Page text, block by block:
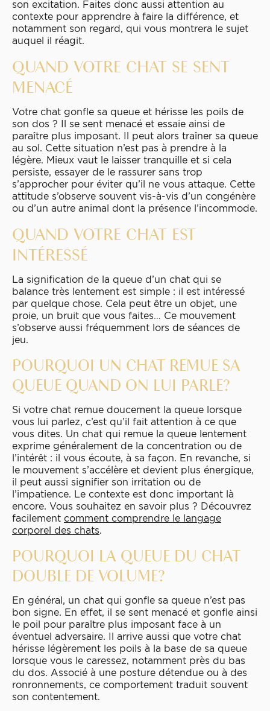
son excitation. Faites donc aussi attention au
contexte pour apprendre à faire la différence, et
notamment son regard, qui vous montrera le sujet
auquel il réagit.
QUAND VOTRE CHAT SE SENT
MENACÉ
Votre chat gonfle sa queue et hérisse les poils de
son dos ? Il se sent menacé et essaie ainsi de
paraître plus imposant. Il peut alors traîner sa queue
au sol. Cette situation n’est pas à prendre à la
légère. Mieux vaut le laisser tranquille et si cela
persiste, essayer de le rassurer sans trop
s’approcher pour éviter qu’il ne vous attaque. Cette
attitude s’observe souvent vis-à-vis d’un congénère
ou d’un autre animal dont la présence l’incommode.
QUAND VOTRE CHAT EST
INTÉRESSÉ
La signification de la queue d’un chat qui se
balance très lentement est simple : il est intéressé
par quelque chose. Cela peut être un objet, une
proie, un bruit que vous faites… Ce mouvement
s’observe aussi fréquemment lors de séances de
jeu.
POURQUOI UN CHAT REMUE SA
QUEUE QUAND ON LUI PARLE?
Si votre chat remue doucement la queue lorsque
vous lui parlez, c’est qu’il fait attention à ce que
vous dites. Un chat qui remue la queue lentement
exprime généralement de la concentration ou de
l’intérêt : il vous écoute, à sa façon. En revanche, si
le mouvement s’accélère et devient plus énergique,
il peut aussi signifier son irritation ou de
l’impatience. Le contexte est donc important là
encore. Vous souhaitez en savoir plus ? Découvrez
facilement comment comprendre le langage
corporel des chats.
POURQUOI LA QUEUE DU CHAT
DOUBLE DE VOLUME?
En général, un chat qui gonfle sa queue n’est pas
bon signe. En effet, il se sent menacé et gonfle ainsi
le poil pour paraître plus imposant face à un
éventuel adversaire. Il arrive aussi que votre chat
hérisse légèrement les poils à la base de sa queue
lorsque vous le caressez, notamment près du bas
du dos. Associé à une posture détendue ou à des
ronronnements, ce comportement traduit souvent
son contentement.